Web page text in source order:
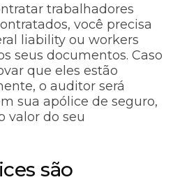
trabalhadores
você precisa
liability ou workers
seus documentos. Caso
que eles estão
o auditor será
sua apólice de seguro,
valor do seu
são